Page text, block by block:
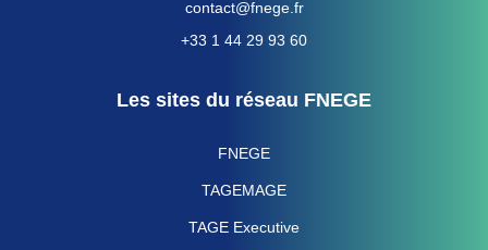
contact@fnege.fr
+33 1 44 29 93 60
Les sites du réseau FNEGE
FNEGE
TAGEMAGE
TAGE Executive